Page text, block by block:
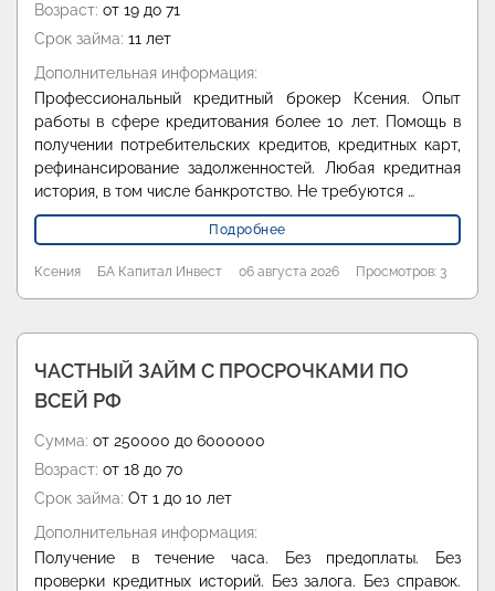
Возраст: от 19 до 71
Срок займа: 11 лет
Дополнительная информация:
Профессиональный кредитный брокер Ксения. Опыт
работы в сфере кредитования более 10 лет. Помощь в
получении потребительских кредитов, кредитных карт,
рефинансирование задолженностей. Любая кредитная
история, в том числе банкротство. Не требуются …
Подробнее
Ксения БА Капитал Инвест 06 августа 2026 Просмотров: 3
ЧАСТНЫЙ ЗАЙМ С ПРОСРОЧКАМИ ПО
ВСЕЙ РФ
Сумма: от 250000 до 6000000
Возраст: от 18 до 70
Срок займа: От 1 до 10 лет
Дополнительная информация:
Получение в течение часа. Без предоплаты. Без
проверки кредитных историй. Без залога. Без справок.